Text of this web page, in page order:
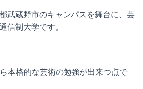
武蔵野市のキャンパスを舞台に、芸
信制大学です。
本格的な芸術の勉強が出来つ点で